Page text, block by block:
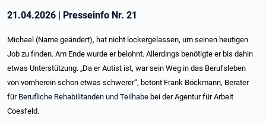
21.04.2026 | Presseinfo Nr. 21
Michael (Name geändert), hat nicht lockergelassen, um seinen heutigen
Job zu finden. Am Ende wurde er belohnt. Allerdings benötigte er bis dahin
etwas Unterstützung. „Da er Autist ist, war sein Weg in das Berufsleben
von vornherein schon etwas schwerer“, betont Frank Böckmann, Berater
für Berufliche Rehabilitanden und Teilhabe bei der Agentur für Arbeit
Coesfeld.